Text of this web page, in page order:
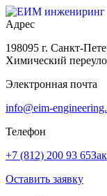
Адрес
198095 г. Санкт-
Химический
Электронная почта
info@eim-
Телефон
+7 (812) 200 93 65
Оставить заявку